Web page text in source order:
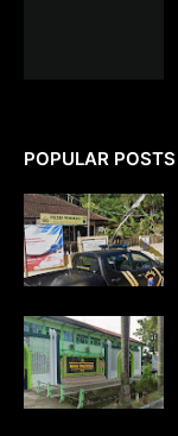
POPULAR POSTS